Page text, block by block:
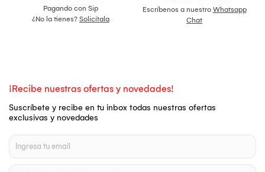
Pagando con Sip
¿No la tienes? Solicítala
Escríbenos a nuestro Whatsapp
Chat
¡Recibe nuestras ofertas y novedades!
Suscríbete y recibe en tu inbox todas nuestras ofertas
exclusivas y novedades